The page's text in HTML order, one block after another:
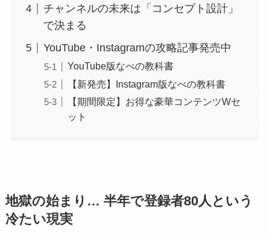
チャンネルの未来は「コンセプト設計」
で決まる
YouTube・Instagramの攻略記事発売中
YouTube版なべの教科書
【新発売】Instagram版なべの教科書
【期間限定】お得な豪華コンテンツWセ
ット
地獄の始まり… 半年で登録者80人という
冷たい現実